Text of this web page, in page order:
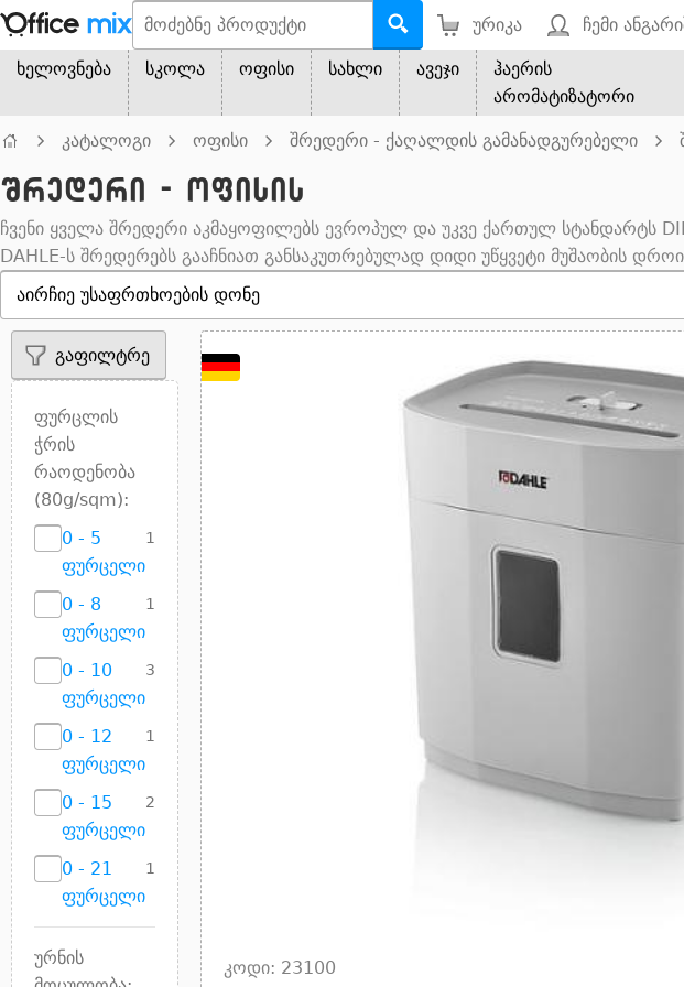
ურიკა ჩემი
ხელოვნება სკოლა ოფისი სახლი ავეჯი
ჰაერის
არომატიზატორი
კატალოგი ოფისი შრედერი - ქაღალდის გამანადგურებელი
შრედერი - ოფისის
ჩვენი ყველა შრედერი აკმაყოფილებს ევროპულ და უკვე ქართულ სტანდარტს
DAHLE-ს შრედერებს გააჩნიათ განსაკუთრებულად დიდი უწყვეტი მუშაობის
გაფილტრე
ფურცლის
ჭრის
რაოდენობა
(80g/sqm):
0 - 5
ფურცელი
1
0 - 8
ფურცელი
1
0 - 10
ფურცელი
3
0 - 12
ფურცელი
1
0 - 15
ფურცელი
2
0 - 21
ფურცელი
1
ურნის
კოდი: 23100